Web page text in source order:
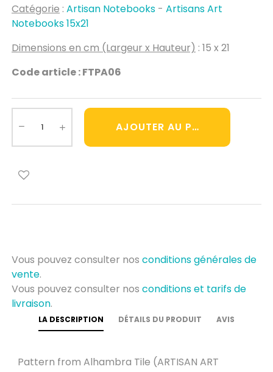
Catégorie : Artisan Notebooks - Artisans Art
Notebooks 15x21
Dimensions en cm (Largeur x Hauteur) : 15 x 21
Code article : FTPA06
AJOUTER AU PANIER
Vous pouvez consulter nos conditions générales de
vente.
Vous pouvez consulter nos conditions et tarifs de
livraison.
LA DESCRIPTION DÉTAILS DU PRODUIT AVIS
Pattern from Alhambra Tile (ARTISAN ART